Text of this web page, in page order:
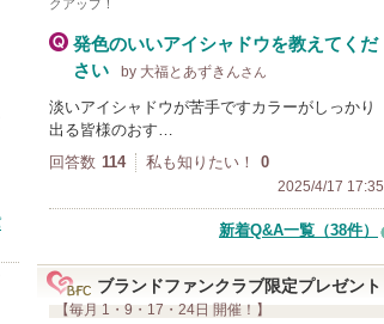
クアップ！
発色のいいアイシャドウを教えてくだ
さい
by 大福とあずきんさん
淡いアイシャドウが苦手ですカラーがしっかり
出る皆様のおす…
回答数 114 私も知りたい！ 0
2025/4/17 17:35
新着Q&A一覧（38件）
ブランドファンクラブ限定プレゼント
【毎月 1・9・17・24日 開催！】